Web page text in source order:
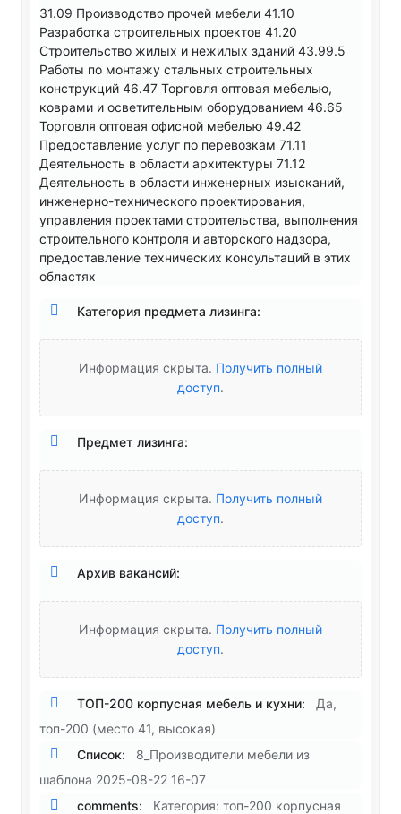
31.09 Производство прочей мебели 41.10
Разработка строительных проектов 41.20
Строительство жилых и нежилых зданий 43.99.5
Работы по монтажу стальных строительных
конструкций 46.47 Торговля оптовая мебелью,
коврами и осветительным оборудованием 46.65
Торговля оптовая офисной мебелью 49.42
Предоставление услуг по перевозкам 71.11
Деятельность в области архитектуры 71.12
Деятельность в области инженерных изысканий,
инженерно-технического проектирования,
управления проектами строительства, выполнения
строительного контроля и авторского надзора,
предоставление технических консультаций в этих
областях
Категория предмета лизинга:
Информация скрыта. Получить полный
доступ.
Предмет лизинга:
Информация скрыта. Получить полный
доступ.
Архив вакансий:
Информация скрыта. Получить полный
доступ.
ТОП-200 корпусная мебель и кухни:
Да,
топ-200 (место 41, высокая)
Список:
8_Производители мебели из
шаблона 2025-08-22 16-07
comments:
Категория: топ-200 корпусная